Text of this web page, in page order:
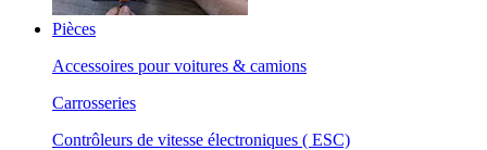
Pièces
Accessoires pour voitures & camions
Carrosseries
Contrôleurs de vitesse électroniques ( ESC)